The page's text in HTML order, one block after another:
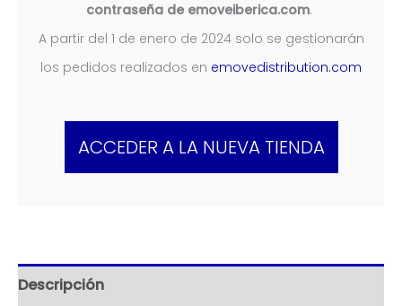
contraseña de emoveiberica.com.
A partir del 1 de enero de 2024 solo se gestionarán
los pedidos realizados en emovedistribution.com
ACCEDER A LA NUEVA TIENDA
Descripción